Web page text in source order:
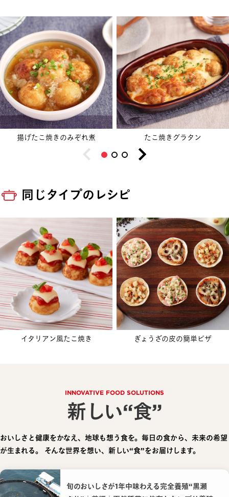
揚げたこ焼きのみぞれ煮 たこ焼きグラタン
同じタイプのレシピ
イタリアン風たこ焼き ぎょうざの皮の簡単ピザ
INNOVATIVE FOOD SOLUTIONS
新しい“食”
おいしさと健康をかなえ、地球も想う食を。毎日の食から、未来の希望
が生まれる。
そんな世界を想い、新しい“食”をお届けします。
旬のおいしさが1年中味わえる完全養殖“黒瀬